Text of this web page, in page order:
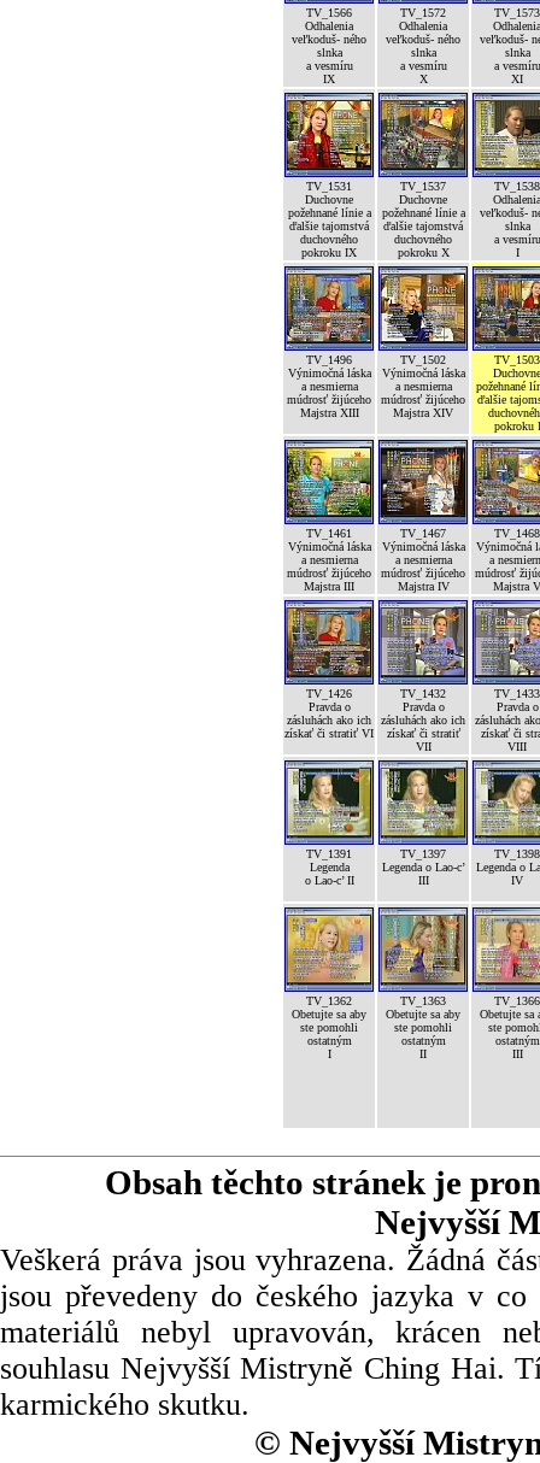
TV_1566
Odhalenia
veľkoduš- ného
slnka
a vesmíru
IX
TV_1572
Odhalenia
veľkoduš- ného
slnka
a vesmíru
X
TV_1573
Odhalenia
veľkoduš-
slnka
a vesmíru
XI
TV_1531
Duchovne
požehnané línie a
ďalšie tajomstvá
duchovného
pokroku IX
TV_1537
Duchovne
požehnané línie a
ďalšie tajomstvá
duchovného
pokroku X
TV_1538
Odhalenia
veľkoduš-
slnka
a vesmíru
I
TV_1496
Výnimočná láska
a nesmierna
múdrosť žijúceho
Majstra XIII
TV_1502
Výnimočná láska
a nesmierna
múdrosť žijúceho
Majstra XIV
TV_1503
Duchovne
požehnané
ďalšie
pokroku I
TV_1461
Výnimočná láska
a nesmierna
múdrosť žijúceho
Majstra III
TV_1467
Výnimočná láska
a nesmierna
múdrosť žijúceho
Majstra IV
TV_1468
Výnimočná
a
múdrosť
Majstra V
TV_1426
Pravda o
zásluhách ako ich
získať či stratiť VI
TV_1432
Pravda o
zásluhách ako ich
získať či stratiť
VII
TV_1433
Pravda o
zásluhách
získať či
VIII
TV_1391
Legenda
o Lao-c’ II
TV_1397
Legenda o Lao-c’
III
TV_1398
Legenda o
IV
TV_1362
Obetujte sa aby
ste pomohli
ostatným
I
TV_1363
Obetujte sa aby
ste pomohli
ostatným
II
TV_1366
Obetujte sa
ste
ostatným
III
Obsah těchto stránek je
Nejvyšší
Veškerá práva jsou vyhrazena. Žádná
jsou převedeny do českého jazyka v
materiálů nebyl upravován, krácen
souhlasu Nejvyšší Mistryně Ching Hai.
karmického skutku.
© Nejvyšší